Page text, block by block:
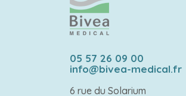
05 57 26 09 00
info@bivea-medical.fr
6 rue du Solarium